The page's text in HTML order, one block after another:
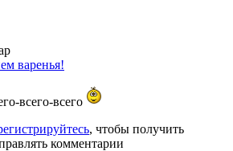
варенья!
всего-всего
, чтобы получить
комментарии